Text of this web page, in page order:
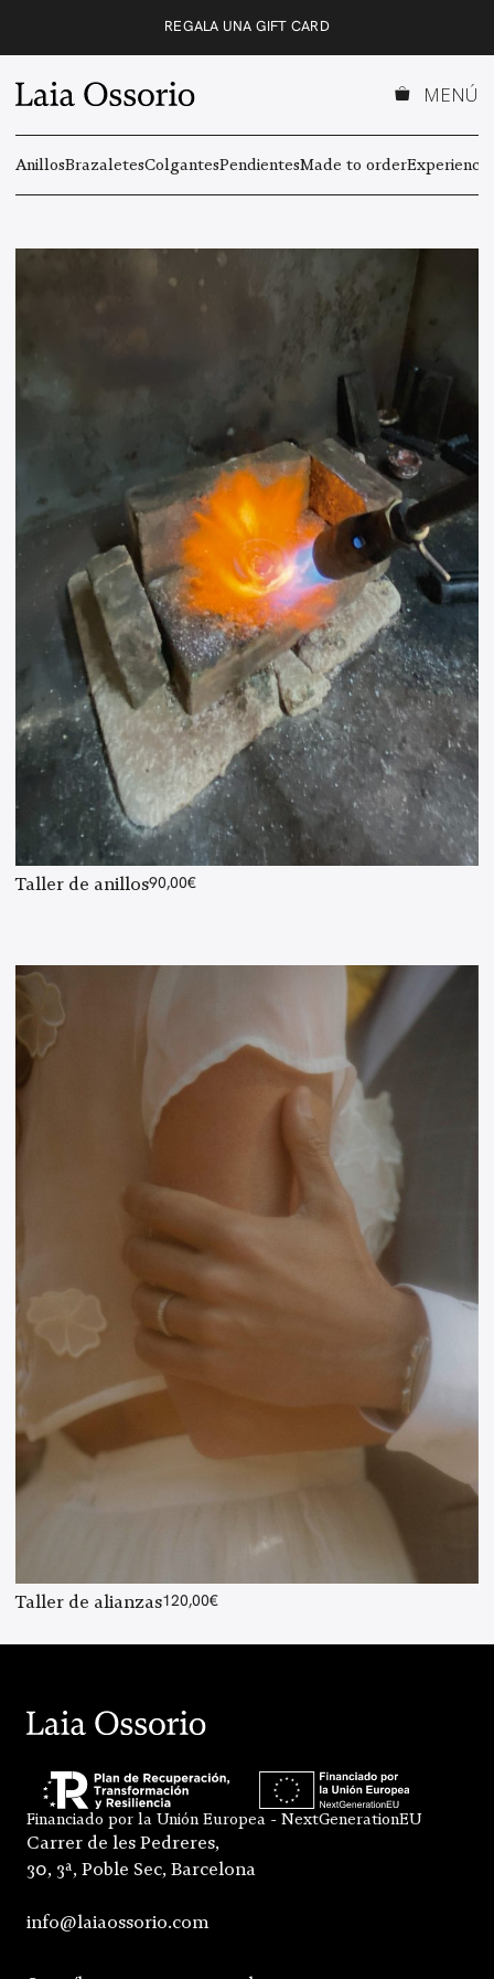
REGALA UNA GIFT CARD
MENÚ
AnillosBrazaletesColgantesPendientesMade to order
Taller de anillos90,00€
Taller de alianzas120,00€
Financiado por la Unión Europea - NextGenerationEU
Carrer de les Pedreres,
30, 3ª, Poble Sec, Barcelona
info@laiaossorio.com